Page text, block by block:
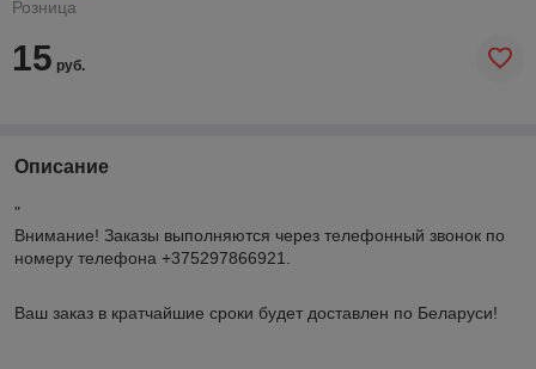
Розница
15 руб.
Описание
"
Внимание! Заказы выполняются через телефонный звонок по
номеру телефона +375297866921.
Ваш заказ в кратчайшие сроки будет доставлен по Беларуси!